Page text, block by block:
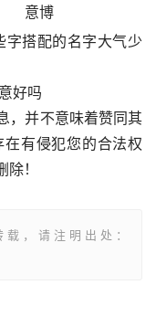
意博
字搭配的名字大气少
好吗
，并不意味着赞同其
有侵犯您的合法权
！
，请注明出处：